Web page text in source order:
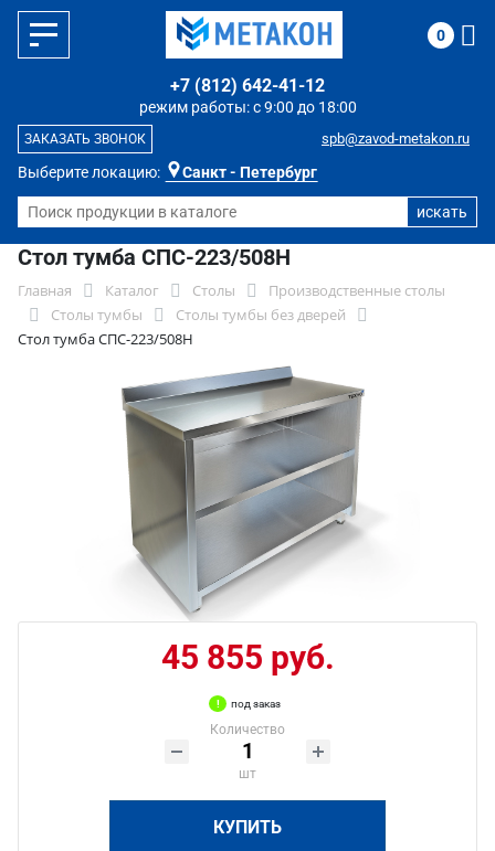
Выберите локацию: Санкт - Петербург
режим работы: с 9:00 до 18:00
+7 (812) 642-41-12
spb@zavod-metakon.ru
ЗАКАЗАТЬ ЗВОНОК
0
Стол тумба СПС-223/508Н
Главная Каталог Столы
Производственные столы
Столы тумбы
Столы тумбы без дверей
Стол тумба СПС-223/508Н
45 855 руб.
под заказ
Количество
шт
КУПИТЬ